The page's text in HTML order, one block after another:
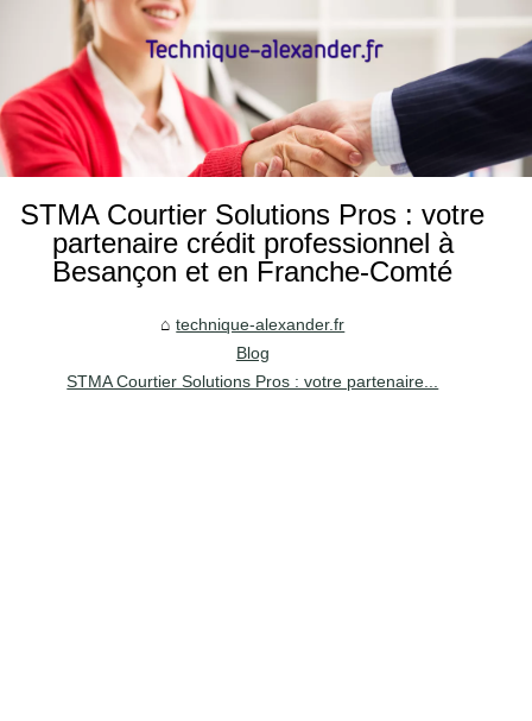
STMA Courtier Solutions Pros : votre
partenaire crédit professionnel à
Besançon et en Franche-Comté
technique-alexander.fr
Blog
STMA Courtier Solutions Pros : votre partenaire...